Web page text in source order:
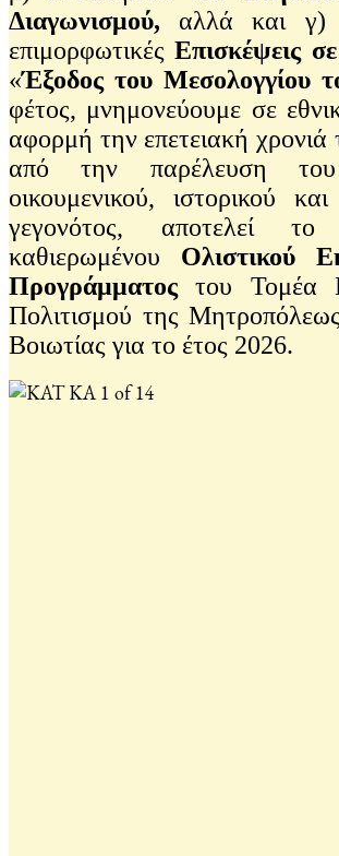
Διαγωνισμού, αλλά και γ)
επιμορφωτικέςΕπισκέψεις
«Έξοδος του Μεσολογγίου
φέτος, μνημονεύουμε σε
αφορμή την επετειακή
από την παρέλευση του
οικουμενικού, ιστορικού
γεγονότος, αποτελεί
καθιερωμένου Ολιστικού
Προγράμματος του Τομέα
Πολιτισμού της
Βοιωτίας για το έτος 2026.